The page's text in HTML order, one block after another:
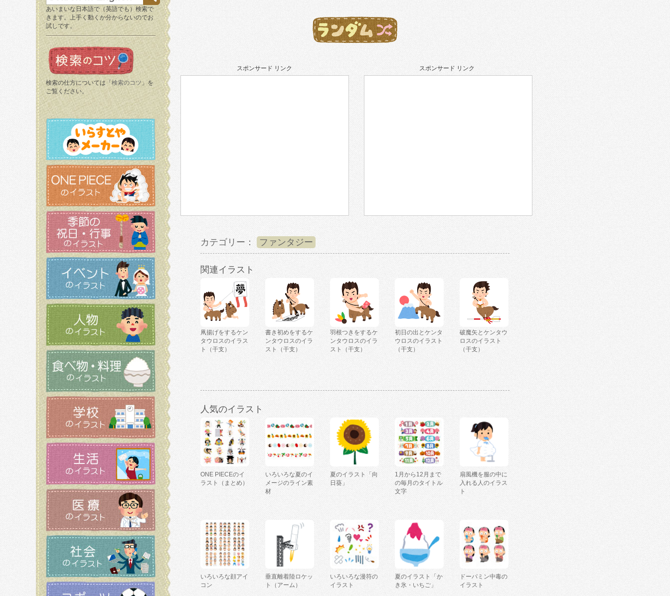
あいまいな日本語で（英語でも）検索で
きます。上手く動くか分からないのでお
試しです。
検索の仕方については「 検索のコツ 」を
ご覧ください。
スポンサード リンク スポンサード リンク
カテゴリー： ファンタジー
関連イラスト
凧揚げをするケン
タウロスのイラス
ト（干支）
書き初めをするケ
ンタウロスのイラ
スト（干支）
羽根つきをするケ
ンタウロスのイラ
スト（干支）
初日の出とケンタ
ウロスのイラスト
（干支）
破魔矢とケンタウ
ロスのイラスト
（干支）
人気のイラスト
ONE PIECEのイ
ラスト（まとめ）
いろいろな夏のイ
メージのライン素
材
夏のイラスト「向
日葵」
1月から12月まで
の毎月のタイトル
文字
扇風機を服の中に
入れる人のイラス
ト
いろいろな顔アイ
コン
垂直離着陸ロケッ
ト（アーム）
いろいろな漫符の
イラスト
夏のイラスト「か
き氷・いちご」
ドーパミン中毒の
イラスト